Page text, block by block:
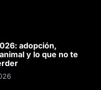
adopción,
y lo que no te